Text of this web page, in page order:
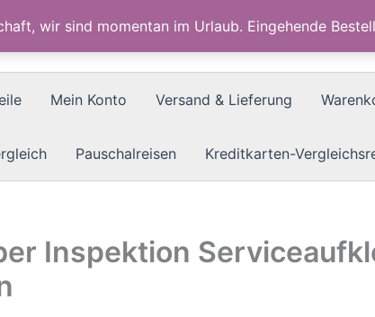
wir sind momentan im Urlaub. Eingehende
Mein Konto Versand & Lieferung
Pauschalreisen Kreditkarten-
Inspektion